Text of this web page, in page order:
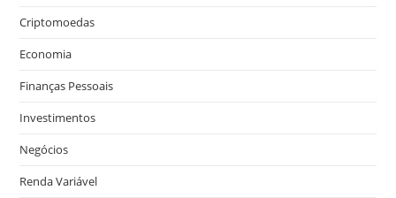
Criptomoedas
Economia
Finanças Pessoais
Investimentos
Negócios
Renda Variável